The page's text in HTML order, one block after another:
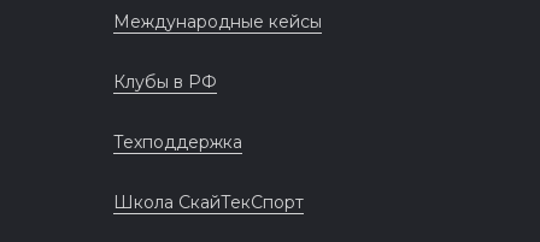
Клубы в РФ
Международные кейсы
Техподдержка
Школа СкайТекСпорт